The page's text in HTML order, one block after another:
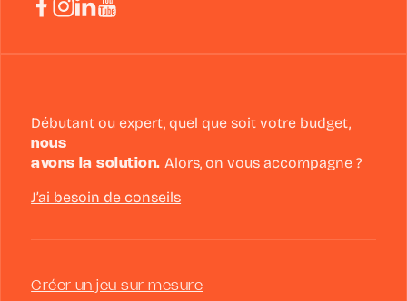
Débutant ou expert, quel que soit votre budget,
nous
avons la solution. Alors, on vous accompagne ?
J’ai besoin de conseils
Créer un jeu sur mesure